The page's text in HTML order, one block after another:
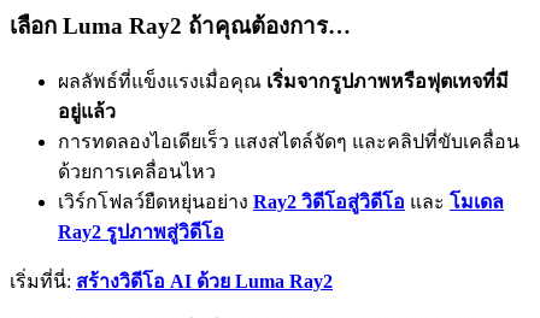
เลือก Luma Ray2 ถ้าคุณต้องการ…
ผลลัพธ์ที่แข็งแรงเมื่อคุณ เริ่มจากรูปภาพหรือฟุตเทจที่มี
อยู่แล้ว
การทดลองไอเดียเร็ว แสงสไตล์จัดๆ และคลิปที่ขับเคลื่อน
ด้วยการเคลื่อนไหว
เวิร์กโฟลว์ยืดหยุ่นอย่าง Ray2 วิดีโอสู่วิดีโอ และ โมเดล
Ray2 รูปภาพสู่วิดีโอ
เริ่มที่นี่: สร้างวิดีโอ AI ด้วย Luma Ray2